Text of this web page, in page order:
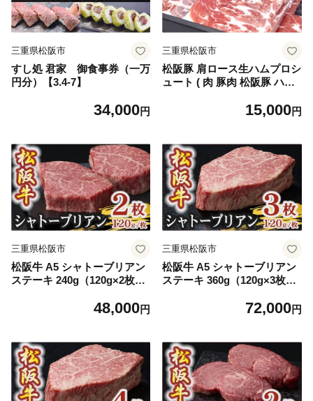
三重県松阪市
すし処 君家 御食事券（一万
円分）【3.4-7】
34,000円
三重県松阪市
松阪豚 肩ロース生ハムプロシ
ュート ( 肉 豚肉 松阪豚 ハム
15,000円
三重県松阪市
松阪牛 A5 シャトーブリアン
ステーキ 240g（120g×2枚）(
産牛 松阪牛 松坂牛 ステーキ
ーキ シャトーブリアン 松阪
牛 ステーキ A5シャトーブリ
アン 人気 おすすめ ランキン
グ 三重県 松阪市 松阪牛 ステ
48,000円
三重県松阪市
松阪牛 A5 シャトーブリアン
ステーキ 360g（120g×3枚）
国産牛 松阪牛 松坂牛 ステー
テーキ シャトーブリアン 松
阪牛 ステーキ A5シャトーブ
リアン 人気 おすすめ ランキ
ング 三重県 松阪市 松阪牛 ス
72,000円